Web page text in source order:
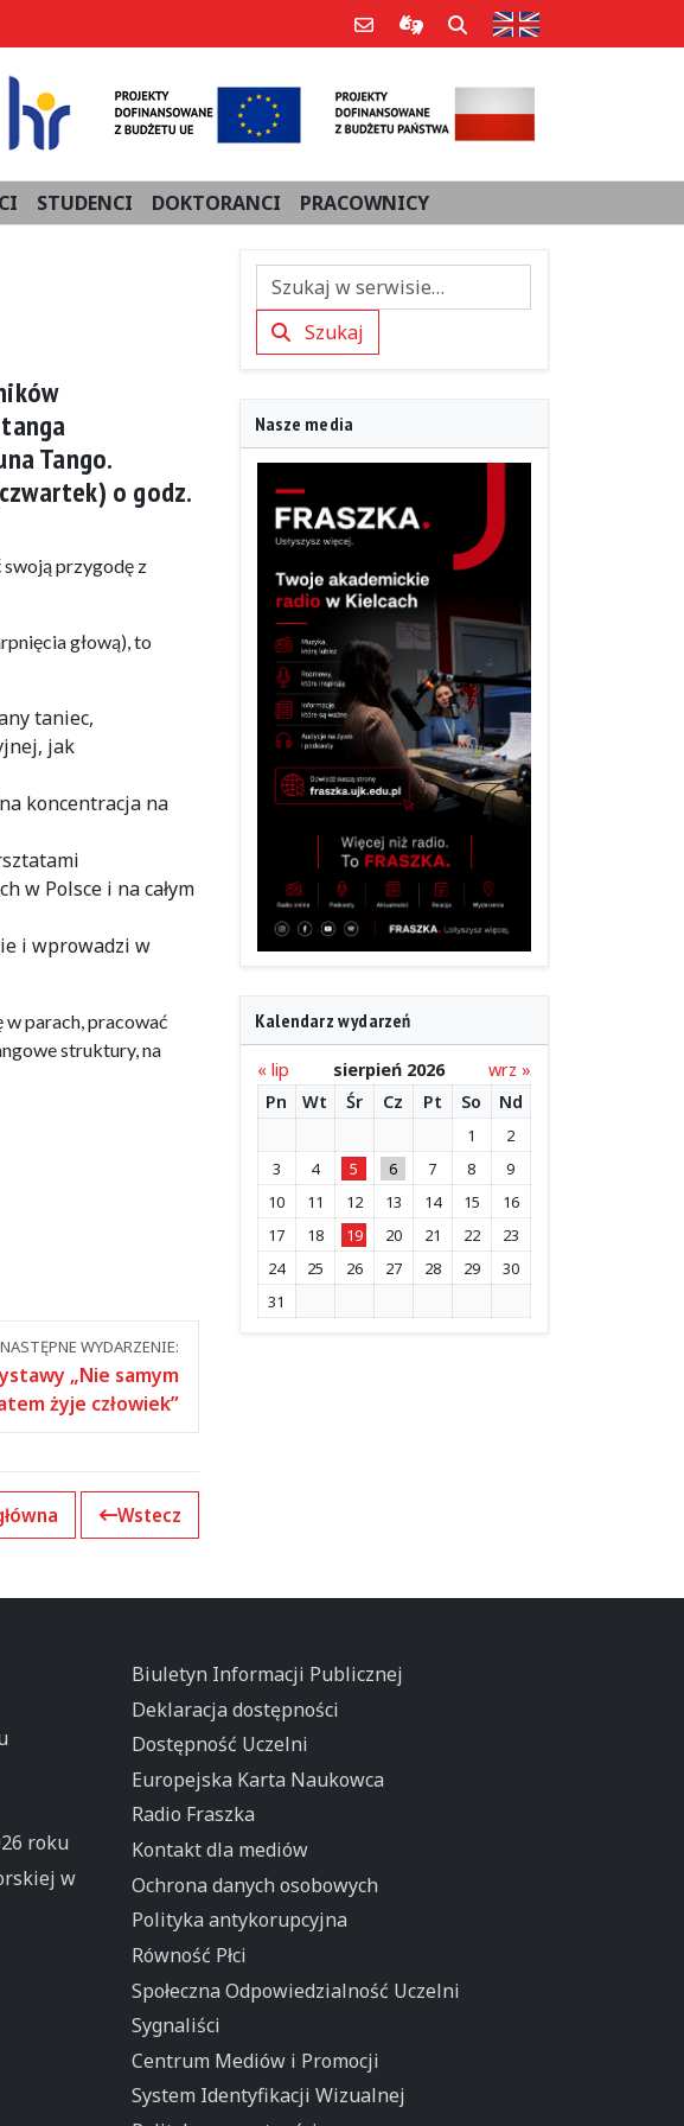
Poczta e-mailInformacje dla użytkowników
Szukaj Strona w języku
STUDENCI DOKTORANCI PRACOWNICY
Tango.
o godz.
przygodę z
głową), to
taniec,
jak
koncentracja na
w Polsce i na całym
i wprowadzi w
parach, pracować
struktury, na
NASTĘPNE WYDARZENIE:
„Nie samym
żyje człowiek”
Wstecz
SzukajSzukaj
Nasze media
Kalendarz wydarzeń
« lip sierpień 2026
wrz »
Pn
Wt Śr Cz Pt So Nd
1
2
3
4 5 6 7 8
9
10
11 12 13 14 15
16
17
18 19 20 21 22
23
24
25 26 27 28 29
30
31
roku
w
Biuletyn Informacji Publicznej
Deklaracja dostępności
Dostępność Uczelni
Europejska Karta Naukowca
Radio Fraszka
Kontakt dla mediów
Ochrona danych osobowych
Polityka antykorupcyjna
Równość Płci
Społeczna Odpowiedzialność Uczelni
Sygnaliści
Centrum Mediów i Promocji
System Identyfikacji Wizualnej